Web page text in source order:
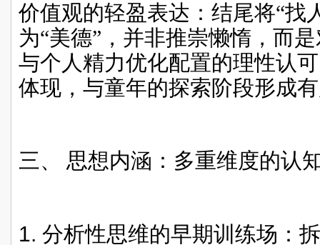
价值观的轻盈表达：结尾将“找
为“美德”，并非推崇懒惰，而
与个人精力优化配置的理性认
体现，与童年的探索阶段形成
三、 思想内涵：多重维度的认
1. 分析性思维的早期训练场：